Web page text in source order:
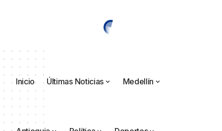
Inicio Últimas Noticias Medellín